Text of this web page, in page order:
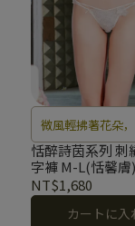
微風輕拂著花朵
凝固成最美的詩
甜蜜與謐靜的
恬醉詩茵系列 刺
字褲 M-L(恬馨膚)
NT$1,680
カートに入